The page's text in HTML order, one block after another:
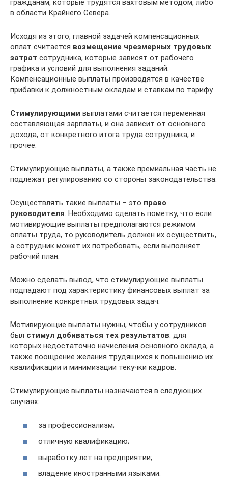
гражданам, которые трудятся вахтовым методом, либо
в области Крайнего Севера.
Исходя из этого, главной задачей компенсационных
оплат считается возмещение чрезмерных трудовых
затрат сотрудника, которые зависят от рабочего
графика и условий для выполнения заданий.
Компенсационные выплаты производятся в качестве
прибавки к должностным окладам и ставкам по тарифу.
Стимулирующими выплатами считается переменная
составляющая зарплаты, и она зависит от основного
дохода, от конкретного итога труда сотрудника, и
прочее.
Стимулирующие выплаты, а также премиальная часть не
подлежат регулированию со стороны законодательства.
Осуществлять такие выплаты – это право
руководителя. Необходимо сделать пометку, что если
мотивирующие выплаты предполагаются режимом
оплаты труда, то руководитель должен их осуществить,
а сотрудник может их потребовать, если выполняет
рабочий план.
Можно сделать вывод, что стимулирующие выплаты
подпадают под характеристику финансовых выплат за
выполнение конкретных трудовых задач.
Мотивирующие выплаты нужны, чтобы у сотрудников
был стимул добиваться тех результатов. для
которых недостаточно начисления основного оклада, а
также поощрение желания трудящихся к повышению их
квалификации и минимизации текучки кадров.
Стимулирующие выплаты назначаются в следующих
случаях:
за профессионализм;
отличную квалификацию;
выработку лет на предприятии;
владение иностранными языками.